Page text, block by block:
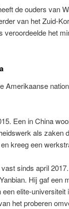
de ouders van
van het Zuid-
het
Amerikaanse
Een in China
als zaken
kreeg een
sinds april
Hij gaf een
elite-
het proberen